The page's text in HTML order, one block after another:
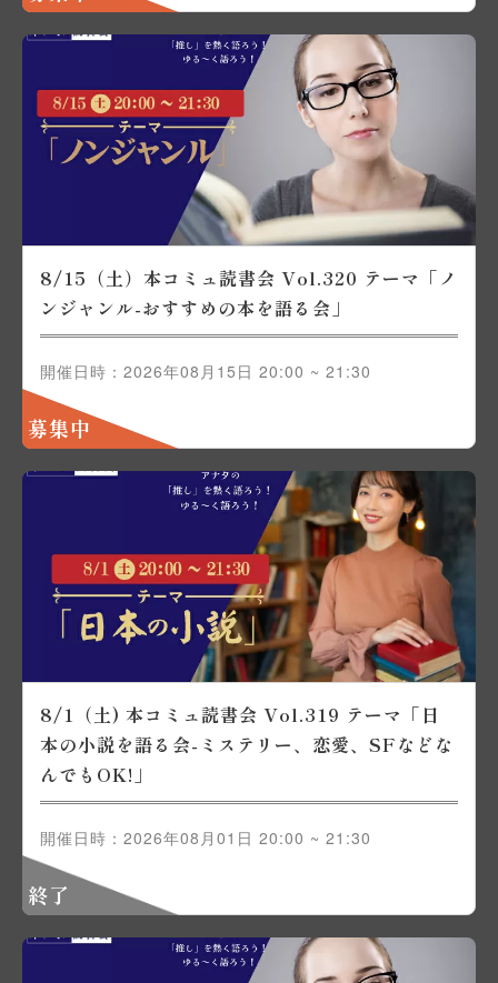
8/15（土）本コミュ読書会 Vol.320 テーマ「ノ
ンジャンル-おすすめの本を語る会」
開催日時：2026年08月15日 20:00 ~ 21:30
募集中
8/1（土) 本コミュ読書会 Vol.319 テーマ「日
本の小説を語る会-ミステリー、恋愛、SFなどな
んでもOK!」
開催日時：2026年08月01日 20:00 ~ 21:30
終了